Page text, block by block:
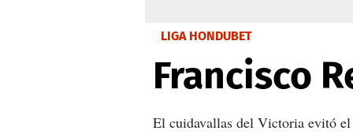
LIGA HONDUBET
Francisco
El cuidavallas del Victoria evitó